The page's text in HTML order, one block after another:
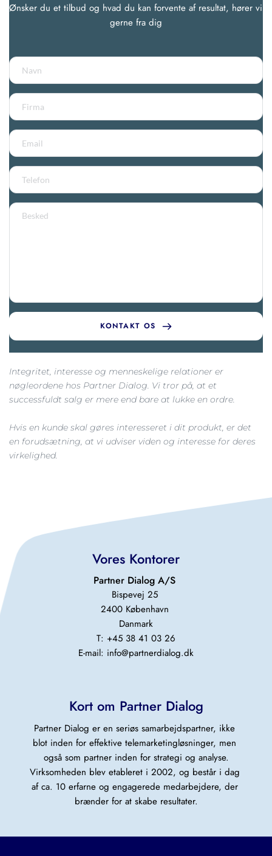
Ønsker du et tilbud og hvad du kan forvente af resultat, hører vi
gerne fra dig
KONTAKT OS
Integritet, interesse og menneskelige relationer er
nøgleordene hos Partner Dialog. Vi tror på, at et
successfuldt salg er mere end bare at lukke en ordre.
Hvis en kunde skal gøres interesseret i dit produkt, er det
en forudsætning, at vi udviser viden og interesse for deres
virkelighed.
Vores Kontorer
Partner Dialog A/S
Bispevej 25
2400 København
Danmark
T: +45 38 41 03 26
E-mail: info@partnerdialog.dk
Kort om Partner Dialog
Partner Dialog er en seriøs samarbejdspartner, ikke
blot inden for effektive telemarketingløsninger, men
også som partner inden for strategi og analyse.
Virksomheden blev etableret i 2002, og består i dag
af ca. 10 erfarne og engagerede medarbejdere, der
brænder for at skabe resultater.